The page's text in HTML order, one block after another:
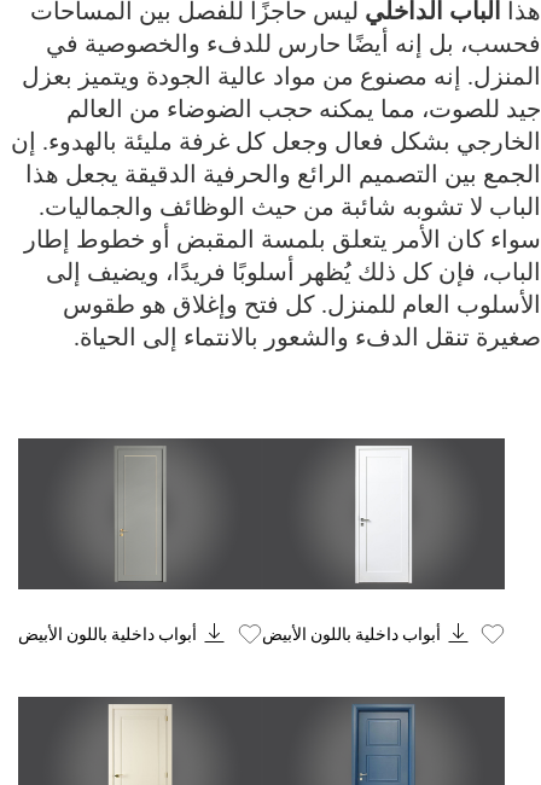
هذا الباب الداخلي ليس حاجزًا للفصل بين المساحات
فحسب، بل إنه أيضًا حارس للدفء والخصوصية في
المنزل. إنه مصنوع من مواد عالية الجودة ويتميز بعزل
جيد للصوت، مما يمكنه حجب الضوضاء من العالم
الخارجي بشكل فعال وجعل كل غرفة مليئة بالهدوء. إن
الجمع بين التصميم الرائع والحرفية الدقيقة يجعل هذا
الباب لا تشوبه شائبة من حيث الوظائف والجماليات.
سواء كان الأمر يتعلق بلمسة المقبض أو خطوط إطار
الباب، فإن كل ذلك يُظهر أسلوبًا فريدًا، ويضيف إلى
الأسلوب العام للمنزل. كل فتح وإغلاق هو طقوس
صغيرة تنقل الدفء والشعور بالانتماء إلى الحياة.
أبواب داخلية باللون الأبيض أبواب داخلية باللون الأبيض